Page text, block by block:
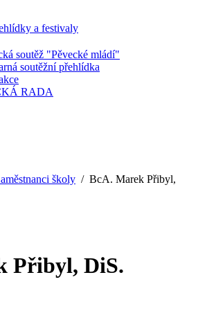
a festivaly
soutěž "Pěvecké mládí"
soutěžní přehlídka
RADA
školy / BcA. Marek Přibyl,
Přibyl, DiS.